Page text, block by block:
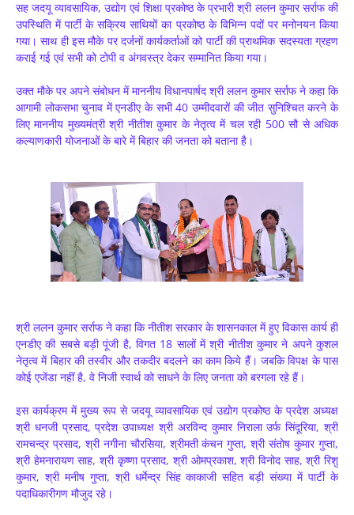
सह जदयू व्यावसायिक, उद्योग एवं शिक्षा प्रकोष्ठ के प्रभारी श्री ललन कुमार सर्राफ की
उपस्थिति में पार्टी के सक्रिय साथियों का प्रकोष्ठ के विभिन्न पदों पर मनोनयन किया
गया। साथ ही इस मौके पर दर्जनों कार्यकर्ताओं को पार्टी की प्राथमिक सदस्यता ग्रहण
कराई गई एवं सभी को टोपी व अंगवस्त्र देकर सम्मानित किया गया।
उक्त मौके पर अपने संबोधन में माननीय विधानपार्षद श्री ललन कुमार सर्राफ ने कहा कि
आगामी लोकसभा चुनाव में एनडीए के सभी 40 उम्मीदवारों की जीत सुनिश्चित करने के
लिए माननीय मुख्यमंत्री श्री नीतीश कुमार के नेतृत्व में चल रही 500 सौ से अधिक
कल्याणकारी योजनाओं के बारे में बिहार की जनता को बताना है।
श्री ललन कुमार सर्राफ ने कहा कि नीतीश सरकार के शासनकाल में हुए विकास कार्य ही
एनडीए की सबसे बड़ी पूंजी है, विगत 18 सालों में श्री नीतीश कुमार ने अपने कुशल
नेतृत्व में बिहार की तस्वीर और तकदीर बदलने का काम किये हैं। जबकि विपक्ष के पास
कोई एजेंडा नहीं है, वे निजी स्वार्थ को साधने के लिए जनता को बरगला रहे हैं।
इस कार्यक्रम में मुख्य रूप से जदयू व्यावसायिक एवं उद्योग प्रकोष्ठ के प्रदेश अध्यक्ष
श्री धनजी प्रसाद, प्रदेश उपाध्यक्ष श्री अरविन्द कुमार निराला उर्फ सिंदूरिया, श्री
रामचन्द्र प्रसाद, श्री नगीना चौरसिया, श्रीमती कंचन गुप्ता, श्री संतोष कुमार गुप्ता,
श्री हेमनारायण साह, श्री कृष्णा प्रसाद, श्री ओमप्रकाश, श्री विनोद साह, श्री रिशु
कुमार, श्री मनीष गुप्ता, श्री धर्मेन्द्र सिंह काकाजी सहित बड़ी संख्या में पार्टी के
पदाधिकारीगण मौजुद रहे।